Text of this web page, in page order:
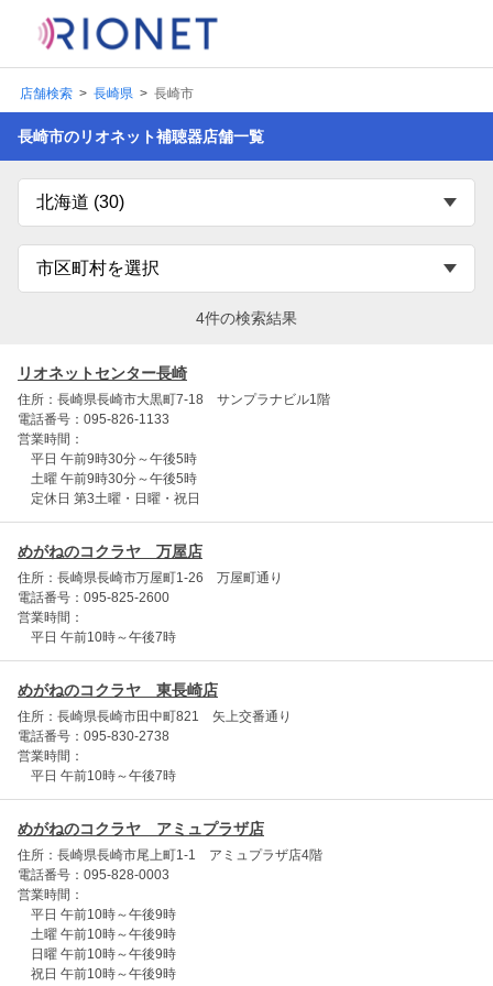
店舗検索 長崎県 長崎市
長崎市のリオネット補聴器店舗一覧
4件の検索結果
リオネットセンター長崎
住所：長崎県長崎市大黒町7-18 サンプラナビル1階
電話番号：095-826-1133
営業時間：
平日 午前9時30分～午後5時
土曜 午前9時30分～午後5時
定休日 第3土曜・日曜・祝日
めがねのコクラヤ 万屋店
住所：長崎県長崎市万屋町1-26 万屋町通り
電話番号：095-825-2600
営業時間：
平日 午前10時～午後7時
めがねのコクラヤ 東長崎店
住所：長崎県長崎市田中町821 矢上交番通り
電話番号：095-830-2738
営業時間：
平日 午前10時～午後7時
めがねのコクラヤ アミュプラザ店
住所：長崎県長崎市尾上町1-1 アミュプラザ店4階
電話番号：095-828-0003
営業時間：
平日 午前10時～午後9時
土曜 午前10時～午後9時
日曜 午前10時～午後9時
祝日 午前10時～午後9時